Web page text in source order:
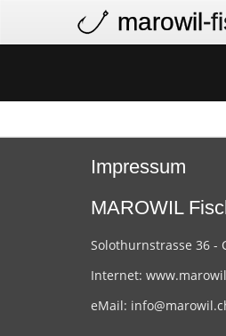
marowil-
Impressum
MAROWIL
Solothurnstrasse 36 -
Internet:
eMail: